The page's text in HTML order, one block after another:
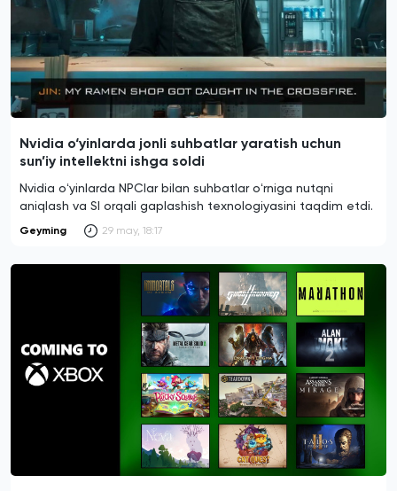
Nvidia o‘yinlarda jonli suhbatlar yaratish uchun
sun’iy intellektni ishga soldi
Nvidia oʻyinlarda NPClar bilan suhbatlar oʻrniga nutqni
aniqlash va SI orqali gaplashish texnologiyasini taqdim etdi.
Geyming 29 may, 18:17